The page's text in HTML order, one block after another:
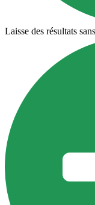
Laisse des résultats